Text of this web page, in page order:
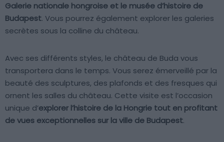
Galerie nationale hongroise et le musée d’histoire de
Budapest. Vous pourrez également explorer les galeries
secrètes sous la colline du château.
Avec ses différents styles, le château de Buda vous
transportera dans le temps. Vous serez émerveillé par la
beauté des sculptures, des plafonds et des fresques qui
ornent les salles du château. Cette visite est l’occasion
unique d’explorer l’histoire de la Hongrie tout en profitant
de vues exceptionnelles sur la ville de Budapest.